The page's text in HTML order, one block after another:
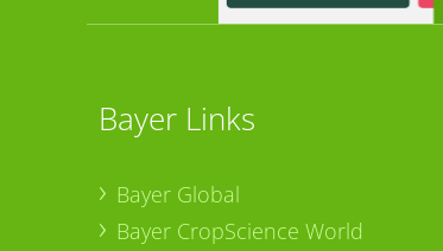
Bayer Links
Bayer Global
Bayer CropScience World